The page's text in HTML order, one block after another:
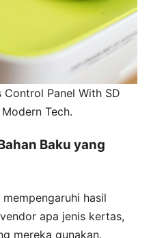
Panel With SD
Tech.
Baku yang
hasil
apa jenis kertas,
mereka gunakan.